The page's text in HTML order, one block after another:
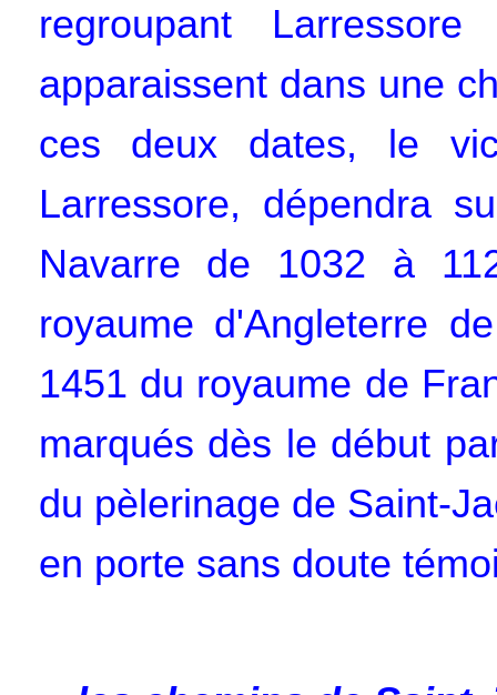
regroupant
apparaissent dans une
ces deux dates, le
Larressore, dépendra
Navarre de 1032 à
royaume d'Angleterre
1451 du royaume de
marqués dès le début
du pèlerinage de Saint-
en porte sans doute